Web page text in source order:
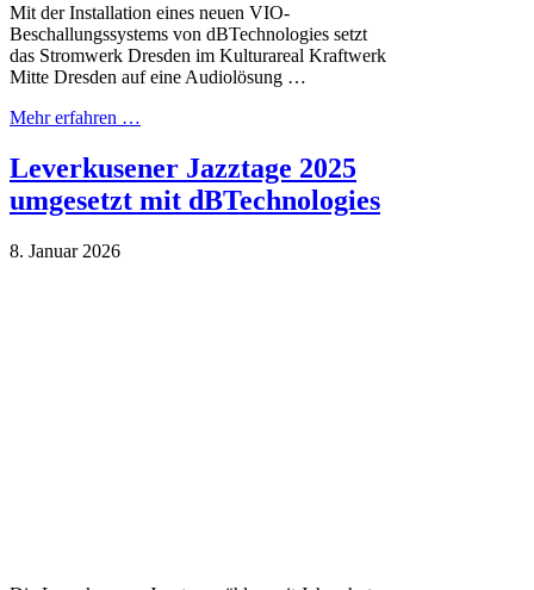
Mit der Installation eines neuen VIO-
Beschallungssystems von dBTechnologies setzt
das Stromwerk Dresden im Kulturareal Kraftwerk
Mitte Dresden auf eine Audiolösung …
Mehr erfahren …
Leverkusener Jazztage 2025
umgesetzt mit dBTechnologies
8. Januar 2026